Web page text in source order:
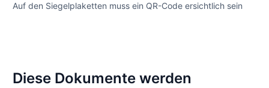
Auf den Siegelplaketten muss ein QR-Code ersichtlich sein
Diese Dokumente werden